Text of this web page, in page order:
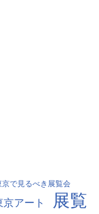
京で見るべき展覧会
京アート
展覧